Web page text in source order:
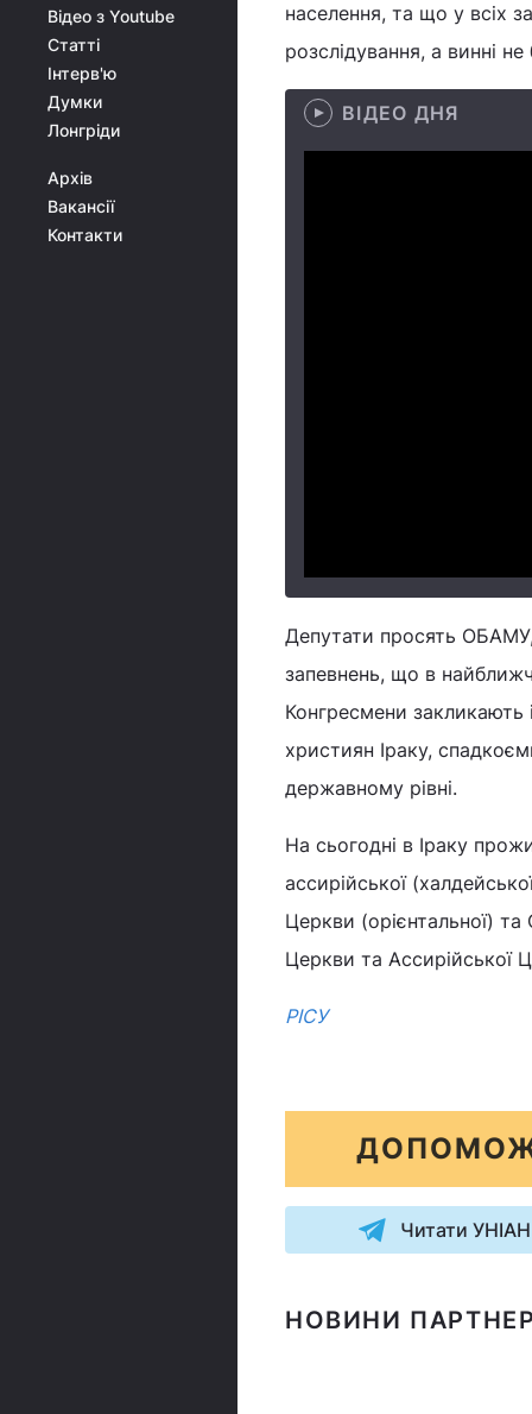
Відео з Youtube
Статті
Інтерв'ю
Думки
Лонгріди
Архів
Вакансії
Контакти
населення, та що у всіх
розслідування, а винні не
ВІДЕО ДНЯ
Депутати просять
запевнень, що в
Конгресмени закликають
християн Іраку,
державному рівні.
На сьогодні в Іраку
ассирійської
Церкви (орієнтальної)
Церкви та Ассирійської
РІСУ
Читати
НОВИНИ